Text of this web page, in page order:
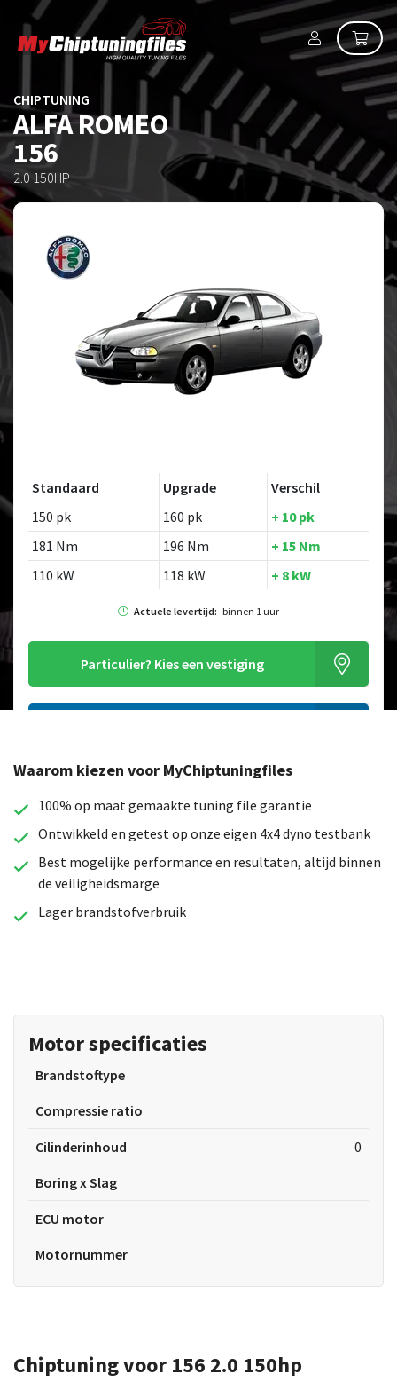
CHIPTUNING
ALFA ROMEO
156
2.0 150HP
Standaard Upgrade
Verschil
150 pk
160 pk
+ 10 pk
181 Nm
196 Nm
+ 15 Nm
110 kW
118 kW + 8 kW
Actuele levertijd: binnen 1 uur
Particulier? Kies een vestiging
Op zoek naar een ander model?
Waarom kiezen voor MyChiptuningfiles
100% op maat gemaakte tuning file garantie
Ontwikkeld en getest op onze eigen 4x4 dyno testbank
Best mogelijke performance en resultaten, altijd binnen
de veiligheidsmarge
Lager brandstofverbruik
Motor specificaties
Brandstoftype
Compressie ratio
Cilinderinhoud
0
Boring x Slag
ECU motor
Motornummer
Chiptuning voor 156 2.0 150hp